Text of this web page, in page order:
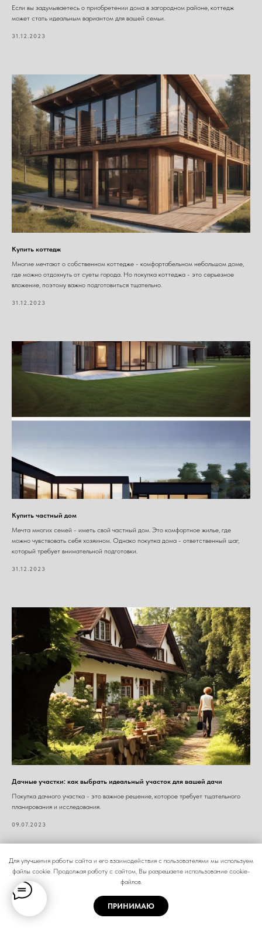
Если вы задумываетесь о приобретении дома в загородном районе, коттедж
может стать идеальным вариантом для вашей семьи.
31.12.2023
Купить коттедж
Многие мечтают о собственном коттедже - комфортабельном небольшом доме,
где можно отдохнуть от суеты города. Но покупка коттеджа - это серьезное
вложение, поэтому важно подготовиться тщательно.
31.12.2023
Купить частный дом
Мечта многих семей - иметь свой частный дом. Это комфортное жилье, где
можно чувствовать себя хозяином. Однако покупка дома - ответственный шаг,
который требует внимательной подготовки.
31.12.2023
Дачные участки: как выбрать идеальный участок для вашей дачи
Покупка дачного участка - это важное решение, которое требует тщательного
планирования и исследования.
09.07.2023
Для улучшения работы сайта и его взаимодействия с пользователями мы используем
файлы cookie. Продолжая работу с сайтом, Вы разрешаете использование cookie-
файлов.
ПРИНИМАЮ